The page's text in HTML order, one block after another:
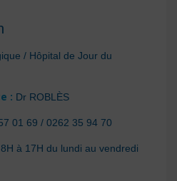
/ Hôpital de Jour du
: Dr ROBLÈS
01 69 / 0262 35 94 70
8H à 17H du lundi au vendredi